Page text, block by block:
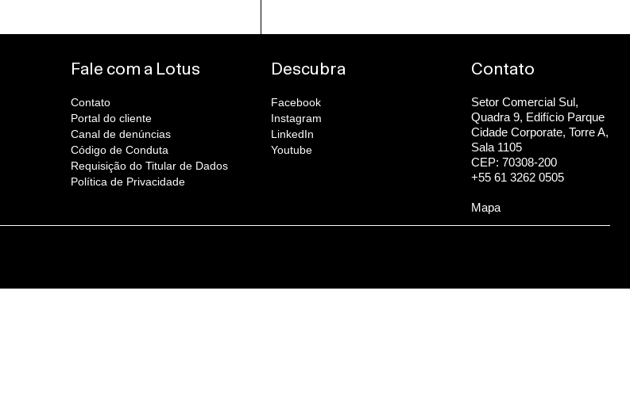
Fale com a Lotus
Contato
Portal do cliente
Canal de denúncias
Código de Conduta
Requisição do Titular de Dados
Política de Privacidade
Descubra
Facebook
Instagram
LinkedIn
Youtube
Contato
Setor Comercial Sul,
Quadra 9, Edifício Parque
Cidade Corporate, Torre A,
Sala 1105
CEP: 70308-200
+55 61 3262 0505
Mapa